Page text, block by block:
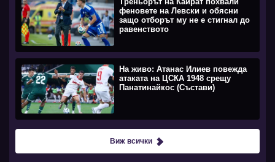
феновете на Левски и обясни
защо отборът му не е стигнал до
равенството
На живо: Атанас Илиев повежда
атаката на ЦСКА 1948 срещу
Панатинайкос (Състави)
Виж всички